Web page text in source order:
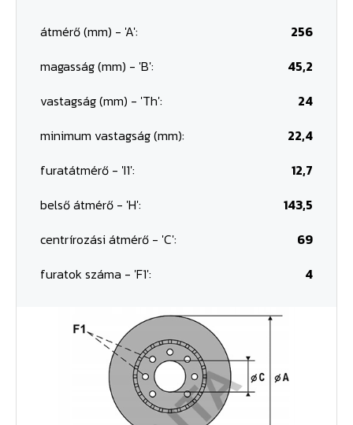
átmérő (mm) - 'A':
256
magasság (mm) - 'B':
45,2
vastagság (mm) - 'Th':
24
minimum vastagság (mm):
22,4
furatátmérő - 'I1':
12,7
belső átmérő - 'H':
143,5
centrírozási átmérő - 'C':
69
furatok száma - 'F1':
4